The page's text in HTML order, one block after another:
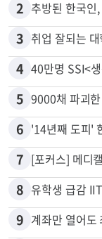
2 추방된 한국인
3 취업 잘되는
4 40만명 SSI<
5 9000채 파괴
6 '14년째 도피'
7 [포커스] 메디
8 유학생 급감
9 계좌만 열어